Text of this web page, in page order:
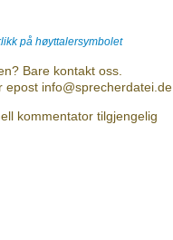
på høyttalersymbolet
Bare kontakt oss.
info@sprecherdatei.de
kommentator tilgjengelig